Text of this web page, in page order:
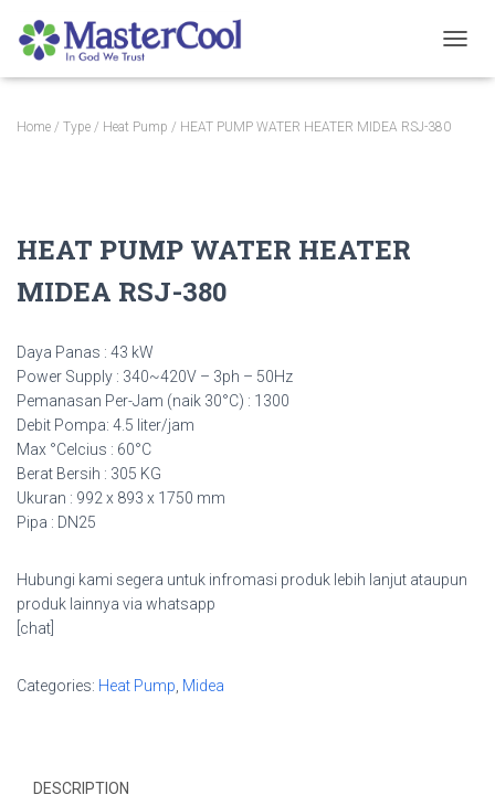
Home / Type / Heat Pump / HEAT PUMP WATER HEATER MIDEA RSJ-380
HEAT PUMP WATER HEATER
MIDEA RSJ-380
Daya Panas : 43 kW
Power Supply : 340~420V – 3ph – 50Hz
Pemanasan Per-Jam (naik 30°C) : 1300
Debit Pompa: 4.5 liter/jam
Max °Celcius : 60°C
Berat Bersih : 305 KG
Ukuran : 992 x 893 x 1750 mm
Pipa : DN25
Hubungi kami segera untuk infromasi produk lebih lanjut ataupun
produk lainnya via whatsapp
[chat]
Categories: Heat Pump Midea
DESCRIPTION